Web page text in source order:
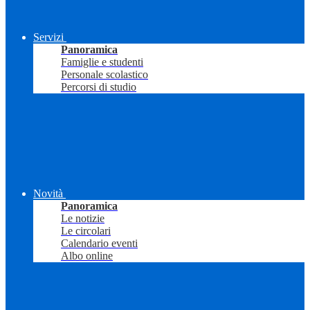
Servizi
Panoramica
Famiglie e studenti
Personale scolastico
Percorsi di studio
Novità
Panoramica
Le notizie
Le circolari
Calendario eventi
Albo online